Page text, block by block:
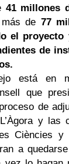
41 millones
de 77
el
de
está en
que
de
L’Àgora y
Ciències y
a